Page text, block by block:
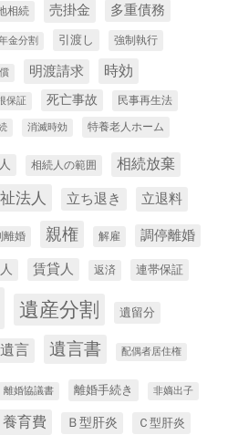
相続 売掛金
多重債務
金分割 引渡し 強制執行
明渡請求 時効
保証 死亡事故 民事再生法
消滅時効 特養老人ホーム
相続人の範囲 相続放棄
法人 立ち退き 立退料
離婚 親権 解雇 調停離婚
賃貸人 返済 連帯保証
遺産分割 遺留分
遺言 遺言書 配偶者居住権
離婚協議書 離婚手続き 非嫡出子
養育費 Ｂ型肝炎 Ｃ型肝炎